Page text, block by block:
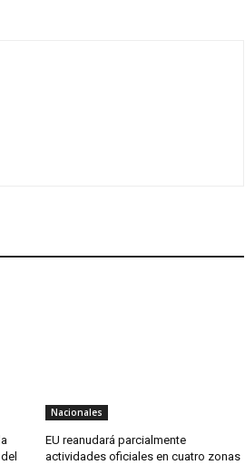
Nacionales
EU reanudará parcialmente
actividades oficiales en cuatro zonas